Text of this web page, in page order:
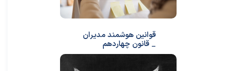
قوانین هوشمند مدیران
_ قانون چهاردهم